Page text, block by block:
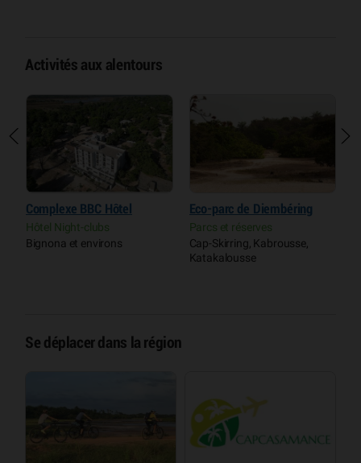
Activités aux alentours
Complexe BBC Hôtel
Hôtel Night-clubs
Bignona et environs
Eco-parc de Diembéring
Parcs et réserves
Cap-Skirring, Kabrousse,
Katakalousse
Se déplacer dans la région